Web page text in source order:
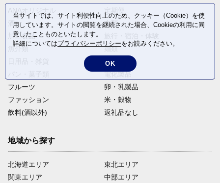
酒
肉類
加工食品
魚介類
麺類
野菜
電化製品
フルーツ
卵・乳製品
ファッション
米・穀物
飲料(酒以外)
返礼品なし
地域から探す
北海道エリア
関東エリア
東北エリア
中部エリア
当サイトでは、サイト利便性向上のため、クッキー（Cookie）を使
用しています。サイトの閲覧を継続された場合、Cookieの利用に同
意したことものといたします。
詳細についてはプライバシーポリシーをお読みください。
OK